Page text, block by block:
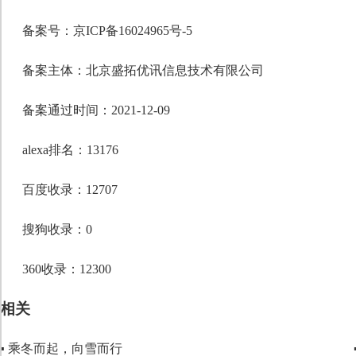
备案号：京ICP备16024965号-5
备案主体：北京盛拓优讯信息技术有限公司
备案通过时间：2021-12-09
alexa排名：13176
百度收录：12707
搜狗收录：0
360收录：12300
相关
▪ 乘冬而起，向雪而行
自定义标题
段落格式
字体